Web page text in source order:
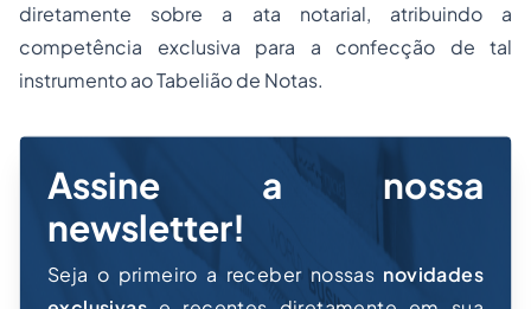
diretamente sobre a ata notarial, atribuindo a
competência exclusiva para a confecção de tal
instrumento ao Tabelião de Notas.
Assine a nossa
newsletter!
Seja o primeiro a receber nossas novidades